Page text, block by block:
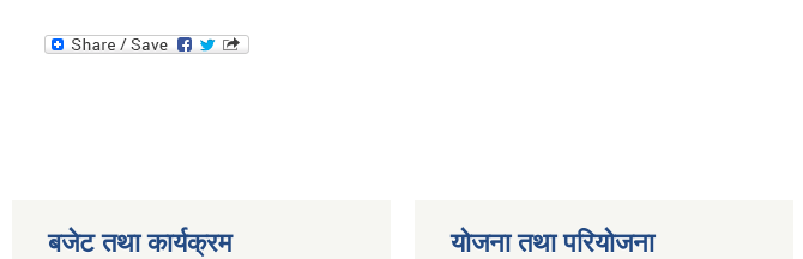
बजेट तथा कार्यक्रम योजना तथा परियोजना